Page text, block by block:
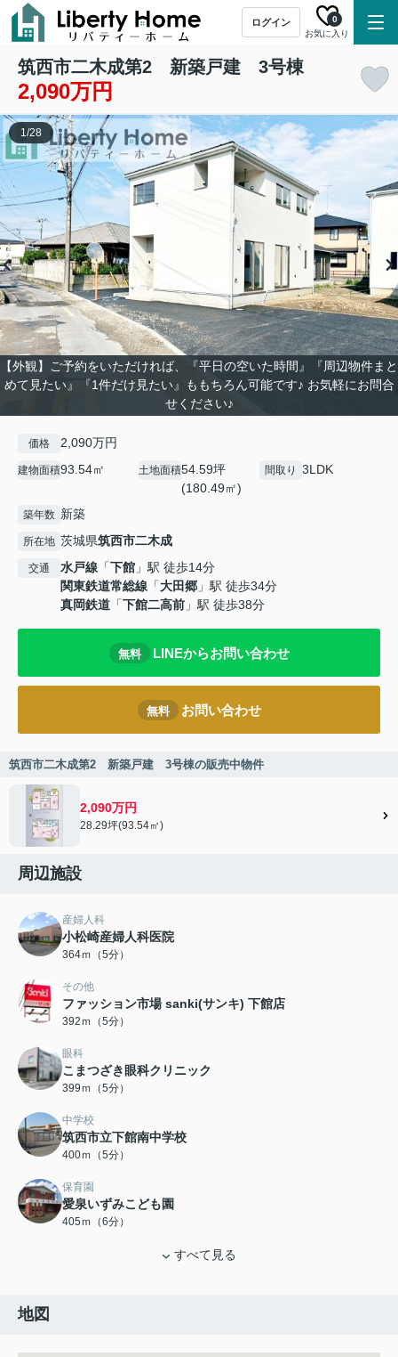
ログイン
お気に入り
0
筑西市二木成第2 新築戸建 3号棟
2,090万円
【外観】ご予約をいただければ、『平日の空いた時間』『周辺物件まと
めて見たい』『1件だけ見たい』ももちろん可能です♪ お気軽にお問合
せください♪
1/28
価格 2,090万円
建物面積93.54㎡ 土地面積54.59坪
(180.49㎡)
間取り 3LDK
築年数 新築
所在地 茨城県筑西市二木成
交通 水戸線 「下館 」駅 徒歩14分
関東鉄道常総線 「大田郷 」駅 徒歩34分
真岡鉄道 「下館二高前 」駅 徒歩38分
無料 LINEからお問い合わせ
無料 お問い合わせ
筑西市二木成第2 新築戸建 3号棟の販売中物件
2,090万円
28.29坪(93.54㎡)
周辺施設
産婦人科
小松崎産婦人科医院
364ｍ（5分）
その他
ファッション市場 sanki(サンキ) 下館店
392ｍ（5分）
眼科
こまつざき眼科クリニック
399ｍ（5分）
中学校
筑西市立下館南中学校
400ｍ（5分）
保育園
愛泉いずみこども園
405ｍ（6分）
すべて見る
地図